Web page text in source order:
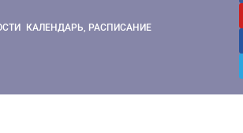
КАЛЕНДАРЬ, РАСПИСАНИЕ